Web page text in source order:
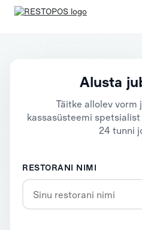
Alusta
Täitke allolev vorm
kassasüsteemi
24 tunni
RESTORANI NIMI